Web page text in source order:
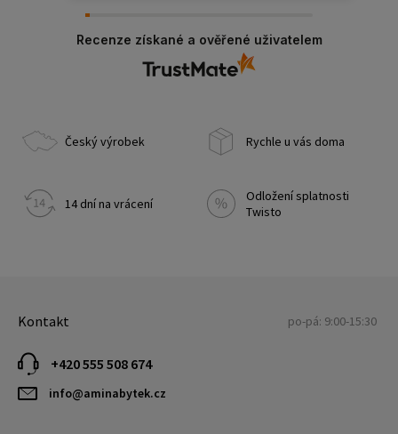
Recenze získané a ověřené uživatelem
Český výrobek Rychle u vás doma
14 dní na vrácení
Odložení splatnosti
Twisto
Kontakt po-pá: 9:00-15:30
+420 555 508 674
info@aminabytek.cz